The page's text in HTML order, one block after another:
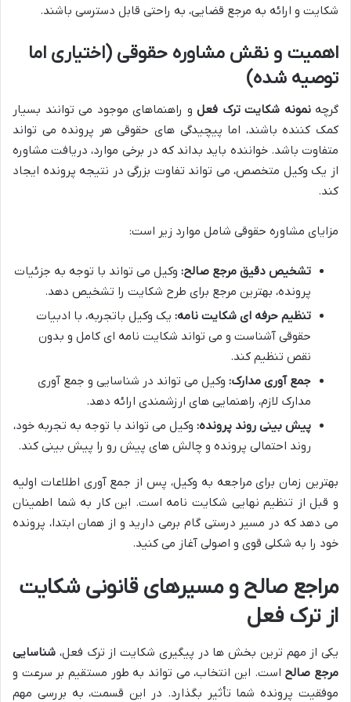
شکایت و ارائه به مرجع قضایی، به راحتی قابل دسترسی باشند.
اهمیت و نقش مشاوره حقوقی (اختیاری اما
توصیه شده)
گرچهنمونه شکایت ترک فعل و راهنماهای موجود می توانند بسیار
کمک کننده باشند، اما پیچیدگی های حقوقی هر پرونده می تواند
متفاوت باشد. خواننده باید بداند که در برخی موارد، دریافت مشاوره
از یک وکیل متخصص، می تواند تفاوت بزرگی در نتیجه پرونده ایجاد
کند.
مزایای مشاوره حقوقی شامل موارد زیر است:
تشخیص دقیق مرجع صالح: وکیل می تواند با توجه به جزئیات
پرونده، بهترین مرجع برای طرح شکایت را تشخیص دهد.
تنظیم حرفه ای شکایت نامه: یک وکیل باتجربه، با ادبیات
حقوقی آشناست و می تواند شکایت نامه ای کامل و بدون
نقص تنظیم کند.
جمع آوری مدارک: وکیل می تواند در شناسایی و جمع آوری
مدارک لازم، راهنمایی های ارزشمندی ارائه دهد.
پیش بینی روند پرونده: وکیل می تواند با توجه به تجربه خود،
روند احتمالی پرونده و چالش های پیش رو را پیش بینی کند.
بهترین زمان برای مراجعه به وکیل، پس از جمع آوری اطلاعات اولیه
و قبل از تنظیم نهایی شکایت نامه است. این کار به شما اطمینان
می دهد که در مسیر درستی گام برمی دارید و از همان ابتدا، پرونده
خود را به شکلی قوی و اصولی آغاز می کنید.
مراجع صالح و مسیرهای قانونی شکایت
از ترک فعل
یکی از مهم ترین بخش ها در پیگیری شکایت از ترک فعل، شناسایی
مرجع صالح است. این انتخاب، می تواند به طور مستقیم بر سرعت و
موفقیت پرونده شما تأثیر بگذارد. در این قسمت، به بررسی مهم